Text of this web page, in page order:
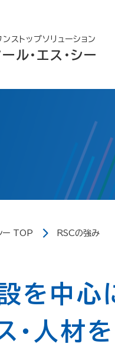
ストップソリューション
ル・エス・シー
ー TOP RSCの強み
を中心
・人材